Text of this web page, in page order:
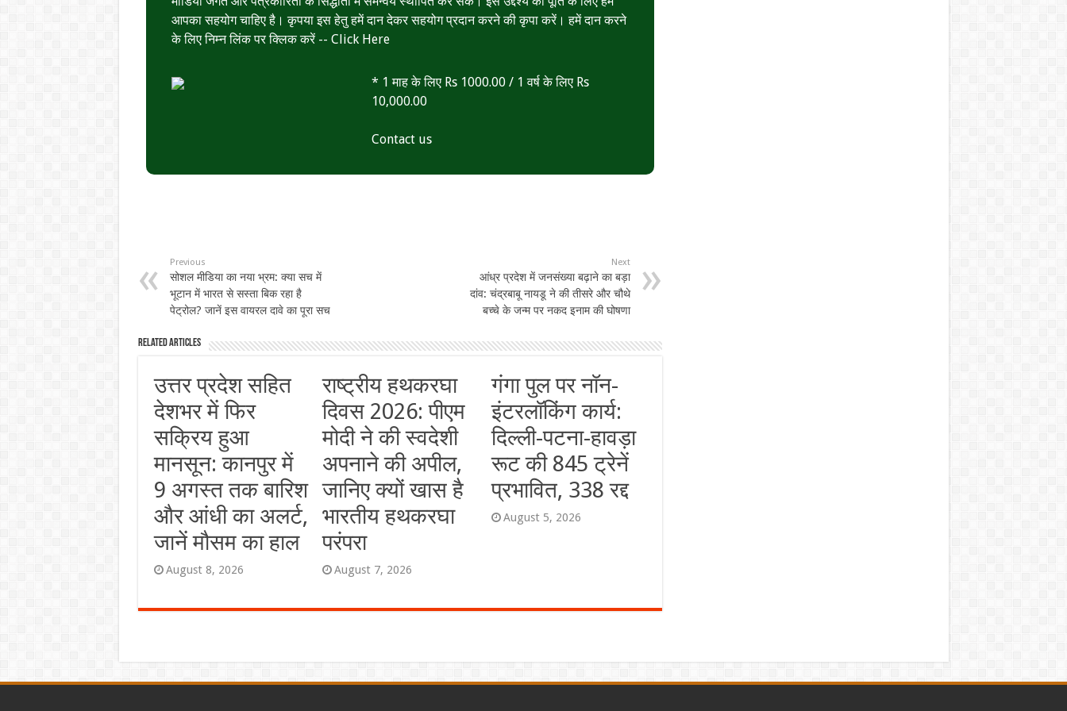
आपका सहयोग चाहिए है। कृपया इस हेतु हमें दान देकर सहयोग प्रदान करने की कृपा करें। हमें दान करने
के लिए निम्न लिंक पर क्लिक करें -- Click Here
* 1 माह के लिए Rs 1000.00 / 1 वर्ष के लिए Rs
10,000.00
Contact us
Previous
सोशल मीडिया का नया भ्रम: क्या सच में
भूटान में भारत से सस्ता बिक रहा है
पेट्रोल? जानें इस वायरल दावे का पूरा सच
Next
आंध्र प्रदेश में जनसंख्या बढ़ाने का बड़ा
दांव: चंद्रबाबू नायडू ने की तीसरे और चौथे
बच्चे के जन्म पर नकद इनाम की घोषणा
Related Articles
उत्तर प्रदेश सहित
देशभर में फिर
सक्रिय हुआ
मानसून: कानपुर में
9 अगस्त तक बारिश
और आंधी का अलर्ट,
जानें मौसम का हाल
August 8, 2026
राष्ट्रीय हथकरघा
दिवस 2026: पीएम
मोदी ने की स्वदेशी
अपनाने की अपील,
जानिए क्यों खास है
भारतीय हथकरघा
परंपरा
August 7, 2026
गंगा पुल पर नॉन-
इंटरलॉकिंग कार्य:
दिल्ली-पटना-हावड़ा
रूट की 845 ट्रेनें
प्रभावित, 338 रद्द
August 5, 2026